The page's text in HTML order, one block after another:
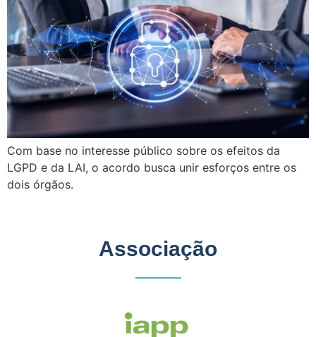
Com base no interesse público sobre os efeitos da
LGPD e da LAI, o acordo busca unir esforços entre os
dois órgãos.
Associação